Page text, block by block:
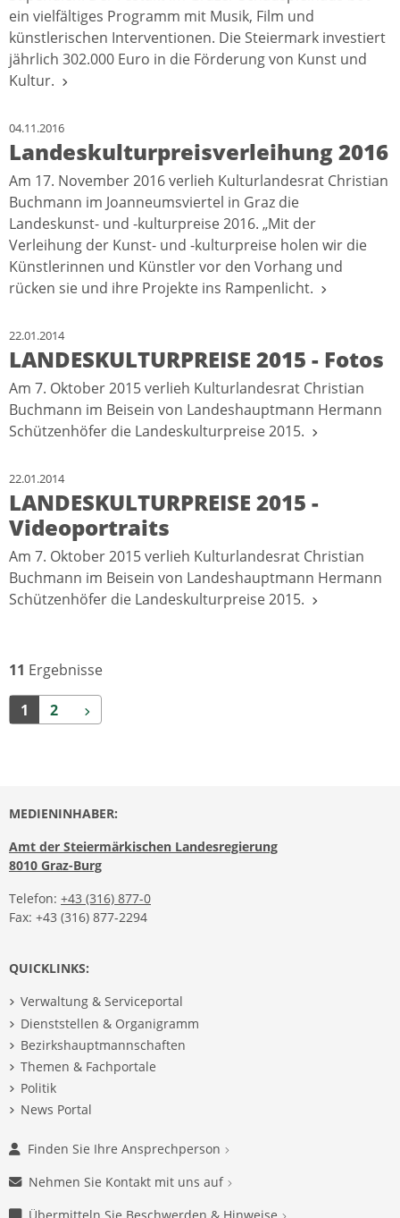
ein vielfältiges Programm mit Musik, Film und
künstlerischen Interventionen. Die Steiermark investiert
jährlich 302.000 Euro in die Förderung von Kunst und
Kultur.
04.11.2016
Landeskulturpreisverleihung 2016
Am 17. November 2016 verlieh Kulturlandesrat Christian
Buchmann im Joanneumsviertel in Graz die
Landeskunst- und -kulturpreise 2016. „Mit der
Verleihung der Kunst- und -kulturpreise holen wir die
Künstlerinnen und Künstler vor den Vorhang und
rücken sie und ihre Projekte ins Rampenlicht.
22.01.2014
LANDESKULTURPREISE 2015 - Fotos
Am 7. Oktober 2015 verlieh Kulturlandesrat Christian
Buchmann im Beisein von Landeshauptmann Hermann
Schützenhöfer die Landeskulturpreise 2015.
22.01.2014
LANDESKULTURPREISE 2015 -
Videoportraits
Am 7. Oktober 2015 verlieh Kulturlandesrat Christian
Buchmann im Beisein von Landeshauptmann Hermann
Schützenhöfer die Landeskulturpreise 2015.
11 Ergebnisse
1 2 Weiter
MEDIENINHABER:
Amt der Steiermärkischen Landesregierung
8010 Graz-Burg
Telefon: +43 (316) 877-0
Fax: +43 (316) 877-2294
QUICKLINKS:
Verwaltung & Serviceportal
Dienststellen & Organigramm
Bezirkshauptmannschaften
Themen & Fachportale
Politik
News Portal
Finden Sie Ihre Ansprechperson
Nehmen Sie Kontakt mit uns auf